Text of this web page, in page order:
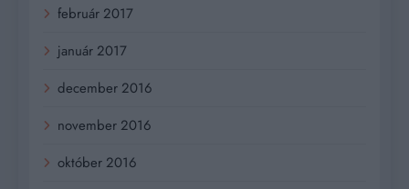
február 2017
január 2017
december 2016
november 2016
október 2016